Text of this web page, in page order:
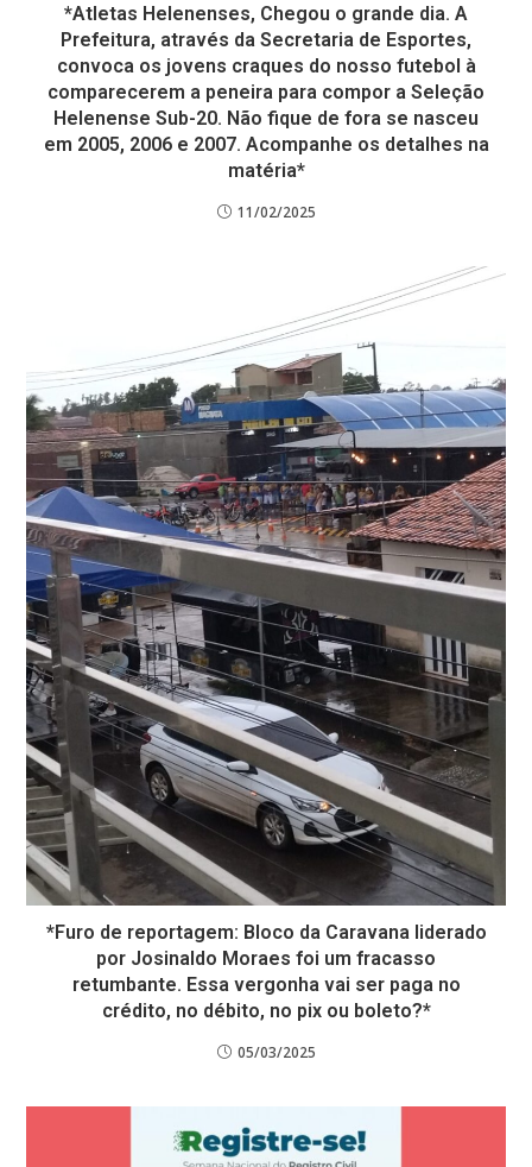
*Atletas Helenenses, Chegou o grande dia. A
Prefeitura, através da Secretaria de Esportes,
convoca os jovens craques do nosso futebol à
comparecerem a peneira para compor a Seleção
Helenense Sub-20. Não fique de fora se nasceu
em 2005, 2006 e 2007. Acompanhe os detalhes na
matéria*
11/02/2025
*Furo de reportagem: Bloco da Caravana liderado
por Josinaldo Moraes foi um fracasso
retumbante. Essa vergonha vai ser paga no
crédito, no débito, no pix ou boleto?*
05/03/2025